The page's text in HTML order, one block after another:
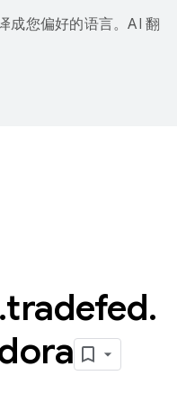
成您偏好的语言。AI 翻
.tradefed.